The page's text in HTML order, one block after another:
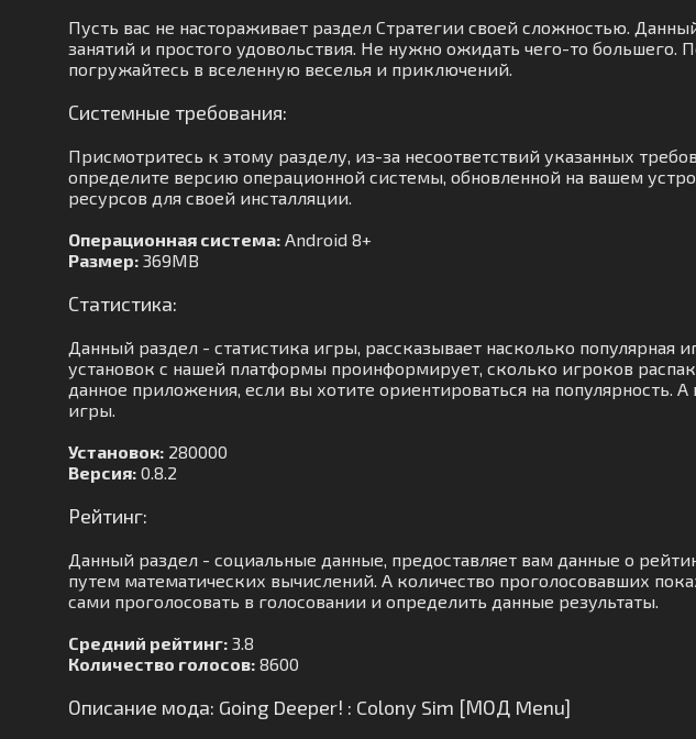
Пусть вас не настораживает раздел Стратегии своей сложностью.
занятий и простого удовольствия. Не нужно ожидать чего-то
погружайтесь в вселенную веселья и приключений.
Системные требования:
Присмотритесь к этому разделу, из-за несоответствий указанных
определите версию операционной системы, обновленной на вашем
ресурсов для своей инсталляции.
Операционная система: Android 8+
Размер: 369MB
Статистика:
Данный раздел - статистика игры, рассказывает насколько популярная
установок с нашей платформы проинформирует, сколько игроков
данное приложения, если вы хотите ориентироваться на
игры.
Установок: 280000
Версия: 0.8.2
Рейтинг:
Данный раздел - социальные данные, предоставляет вам данные о
путем математических вычислений. А количество проголосовавших
сами проголосовать в голосовании и определить данные результаты.
Средний рейтинг: 3.8
Количество голосов: 8600
Описание мода: Going Deeper! : Colony Sim [МОД Menu]